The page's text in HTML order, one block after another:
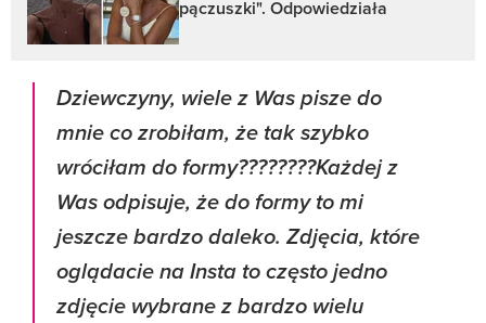
pączuszki". Odpowiedziała
Dziewczyny, wiele z Was pisze do
mnie co zrobiłam, że tak szybko
wróciłam do formy????????Każdej z
Was odpisuje, że do formy to mi
jeszcze bardzo daleko. Zdjęcia, które
oglądacie na Insta to często jedno
zdjęcie wybrane z bardzo wielu